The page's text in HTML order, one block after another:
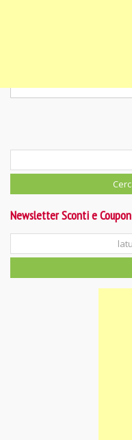
Newsletter Sconti e Coupon